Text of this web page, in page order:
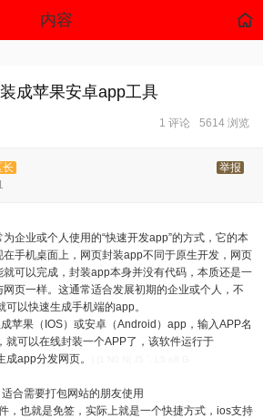
内容
成苹果安卓app工具
5614 浏览
1 评论
长
举报
业或个人使用的“快速开发app”的方式，它的本
手机桌面上，网页封装app不同于原生开发，网页
可以完成，封装app本身并没有代码，本质还是一
页一样。这通常适合发展初期的企业或个人，不
以快速生成手机端的app。
苹果（IOS）或安卓（Android）app，输入APP名
就可以在线封装一个APP了，该软件运行于
app分发网页。
合需要打包网站的朋友使用
，也就是免签，实际上就是一个快捷方式，ios支持